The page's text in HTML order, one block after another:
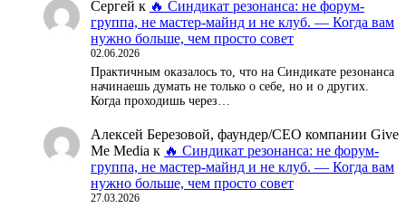
Сергей к 🔥 Синдикат резонанса: не форум-
группа, не мастер-майнд и не клуб. — Когда вам
нужно больше, чем просто совет
02.06.2026
Практичным оказалось то, что на Синдикате резонанса
начинаешь думать не только о себе, но и о других.
Когда проходишь через…
Алексей Березовой, фаундер/СЕО компании Give
Me Media к 🔥 Синдикат резонанса: не форум-
группа, не мастер-майнд и не клуб. — Когда вам
нужно больше, чем просто совет
27.03.2026